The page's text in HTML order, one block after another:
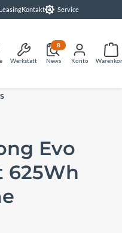
Kontakt Service
Werkstatt News
8
Konto
Evo
625Wh